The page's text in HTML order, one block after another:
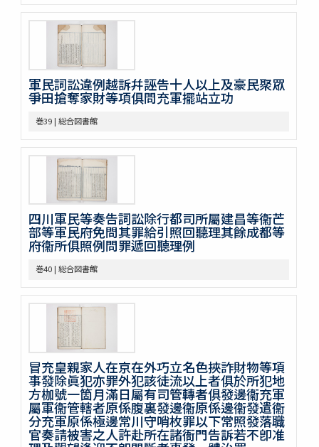
巻45
巻46
巻48
巻49
巻50
不分巻2
不分巻3
不分巻4
不分巻5
不分巻6
不分巻7
不分巻8
不分巻9
不分巻10
不分巻11
不分巻13
不分巻14
軍民詞訟違例越訴幷誣告十人以上及豪民聚眾
爭田搶奪家財等項俱問充軍擺站立功
巻39 | 総合図書館
四川軍民等奏告詞訟除行都司所屬建昌等衞芒
部等軍民府免問其罪給引照回聽理其餘成都等
府衞所俱照例問罪遞回聽理例
巻40 | 総合図書館
冒充皇親家人在京在外巧立名色挾詐財物等項
事發除眞犯亦罪外犯該徒流以上者俱於所犯地
方枷號一箇月滿日屬有司管轉者俱發邊衞充軍
屬軍衞管轄者原係腹裏發邊衞原係邊衞發遣衞
分充軍原係極邊常川守哨枚罪以下常照發落職
官奏請被害之人許赴所在諸衙門告訴若不卽准